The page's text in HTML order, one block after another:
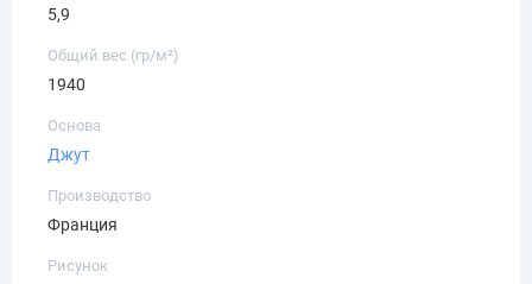
5,9
Общий вес (гр/м²)
1940
Основа
Джут
Производство
Франция
Рисунок